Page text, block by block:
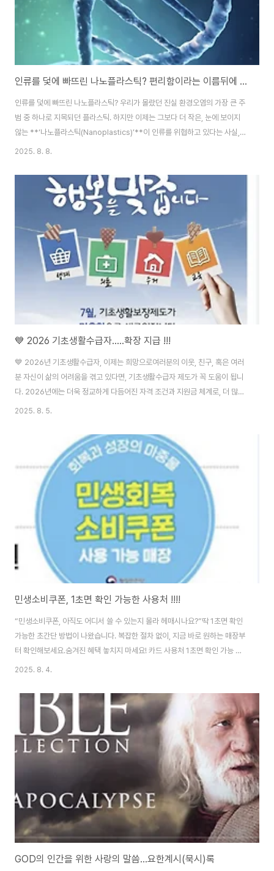
인류를 덫에 빠뜨린 나노플라스틱? 편리함이라는 이름뒤에 생명 단축. !!!
인류를 덫에 빠뜨린 나노플라스틱? 우리가 몰랐던 진실 환경오염의 가장 큰 주
범 중 하나로 지목되던 플라스틱. 하지만 이제는 그보다 더 작은, 눈에 보이지
않는 **‘나노플라스틱(Nanoplastics)’**이 인류를 위협하고 있다는 사실,
알고 계셨나요?유튜브 영상 **"Trap for Humanity / Popular Science
로 우리가 무엇을 해야 하는지에 대한 통찰을 제공합니다. 코 로 나 백 신 별 부
작 용 알 아 보 기 🍱 https://w..
2025. 8. 8.
💙 2026 기초생활수급자.....확장 지급 !!!
💙 2026년 기초생활수급자, 이제는 희망으로여러분의 이웃, 친구, 혹은 여러
분 자신이 삶의 어려움을 겪고 있다면, 기초생활수급자 제도가 꼭 도움이 됩니
다. 2026년에는 더욱 정교하게 다듬어진 자격 조건과 지원금 체계로, 더 많은
삶의 무게를 함께 나누고자 합니다. 정보가 막막할수록 불안은 커지만, 알게 되
초생활수급자 자격 조건 ● 소득 기준 : 2025년에 비해 기준 중위소득 비율이
소폭 완화되어, 가구당 월소득이 조금 더 높아도 신청 가능..
2025. 8. 5.
민생소비쿠폰, 1초면 확인 가능한 사용처 !!!!
“민생소비쿠폰, 아직도 어디서 쓸 수 있는지 몰라 헤매시나요?”딱 1초면 확인
가능한 초간단 방법이 나왔습니다. 복잡한 절차 없이, 지금 바로 원하는 매장부
터 확인해보세요.숨겨진 혜택 놓치지 마세요! 카드 사용처 1초면 확인 가능 👉
!!!!! 🍱 민생소비쿠폰이란? 정부에서 물가 부담을 덜어주기 위해 제공하는 할인
로 사용 가능하며,주로 전통시장, 동네마트, 음식점 등에서 활용됩니다. 복잡하
게 찾지 말자! 사용 매장 1초 조회 방법 행정안전부, 각 지..
2025. 8. 4.
GOD의 인간을 위한 사랑의 말씀...요한계시(묵시)록